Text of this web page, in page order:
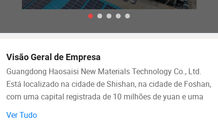
Visão Geral de Empresa
Guangdong Haosaisi New Materials Technology Co., Ltd.
Está localizado na cidade de Shishan, na cidade de Foshan,
com uma capital registrada de 10 milhões de yuan e uma
Ver Tudo